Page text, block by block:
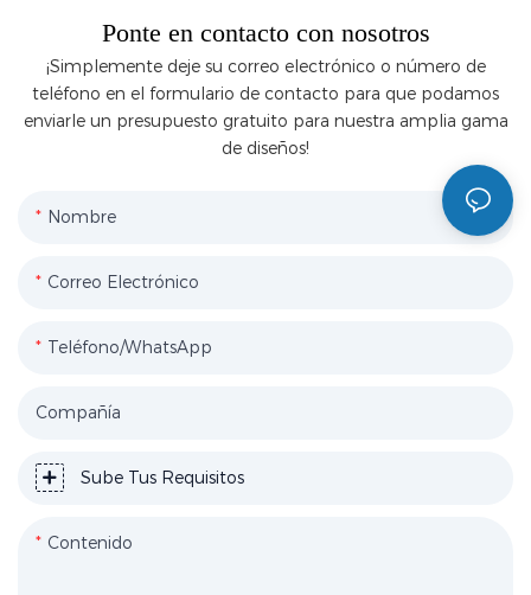
Ponte en contacto con nosotros
¡Simplemente deje su correo electrónico o número de
teléfono en el formulario de contacto para que podamos
enviarle un presupuesto gratuito para nuestra amplia gama
de diseños!
Nombre
Correo Electrónico
Teléfono/WhatsApp
Compañía
Sube Tus Requisitos
Contenido